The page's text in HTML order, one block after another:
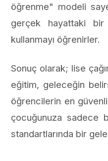
öğrenme" modeli
gerçek hayattaki
kullanmayı öğrenirler.
Sonuç olarak; lise
eğitim, geleceğin
öğrencilerin en
çocuğunuza sadece
standartlarında bir